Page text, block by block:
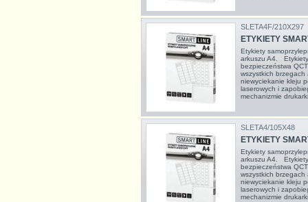
SLETA4F/210X297
ETYKIETY
Etykiety
arkuszu A4.
bezpieczeństwa
wszystkich brzegach
niewyciekanie kleju
laserowych i
mechanizmie
SLETA4/105X48
ETYKIETY
Etykiety
arkuszu A4.
bezpieczeństwa
wszystkich brzegach
niewyciekanie kleju
laserowych i
mechanizmie